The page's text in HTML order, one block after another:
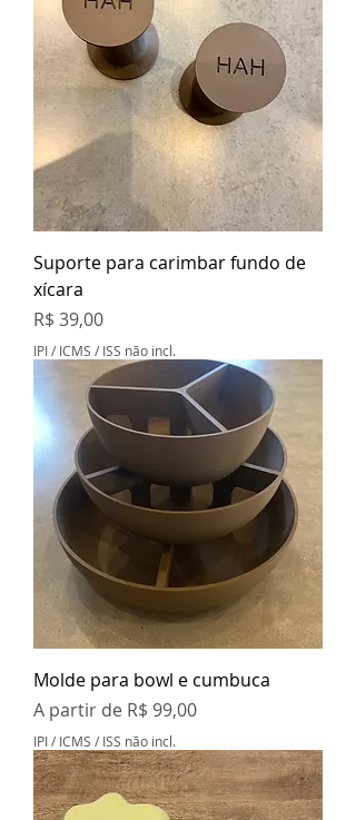
Suporte para carimbar fundo de
xícara
Preço
R$ 39,00
IPI / ICMS / ISS não incl.
Molde para bowl e cumbuca
A partir de R$ 99,00
Preço promocional
IPI / ICMS / ISS não incl.